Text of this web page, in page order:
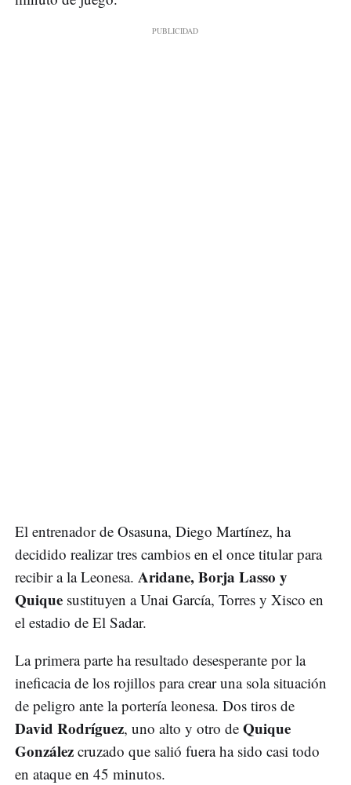
El entrenador de Osasuna, Diego Martínez, ha
decidido realizar tres cambios en el once titular para
recibir a la Leonesa. Aridane, Borja Lasso y
Quique sustituyen a Unai García, Torres y Xisco en
el estadio de El Sadar.
La primera parte ha resultado desesperante por la
ineficacia de los rojillos para crear una sola situación
de peligro ante la portería leonesa. Dos tiros de
David Rodríguez, uno alto y otro de Quique
González cruzado que salió fuera ha sido casi todo
en ataque en 45 minutos.